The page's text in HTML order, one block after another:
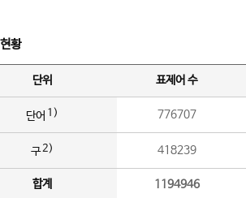
황
단위 표제어 수
단어 1) 776707
구2) 418239
합계 1194946